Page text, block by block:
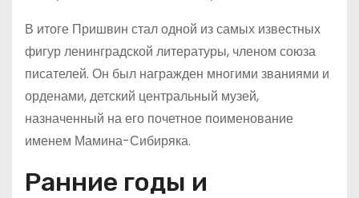
В итоге Пришвин стал одной из самых известных
фигур ленинградской литературы, членом союза
писателей. Он был награжден многими званиями и
орденами, детский центральный музей,
назначенный на его почетное поименование
именем Мамина-Сибиряка.
Ранние годы и